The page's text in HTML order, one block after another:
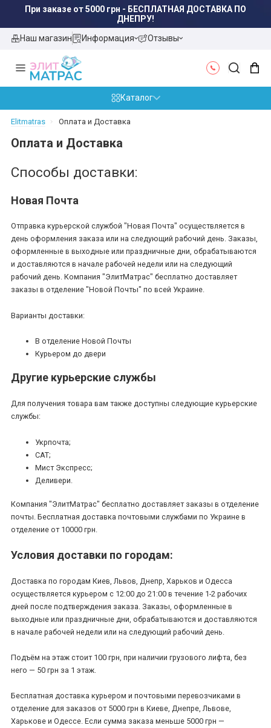
При заказе от 5000 грн - БЕСПЛАТНАЯ ДОСТАВКА ПО
ДНЕПРУ!
Наш магазин
Информация Отзывы
Каталог
Elitmatras Оплата и Доставка
Оплата и Доставка
Способы доставки:
Новая Почта
Отправка курьерской службой "Новая Почта" осуществляется в
день оформления заказа или на следующий рабочий день. Заказы,
оформленные в выходные или праздничные дни, обрабатываются
и доставляются в начале рабочей недели или на следующий
рабочий день. Компания "ЭлитМатрас" бесплатно доставляет
заказы в отделение "Новой Почты" по всей Украине.
Варианты доставки:
В отделение Новой Почты
Курьером до двери
Другие курьерские службы
Для получения товара вам также доступны следующие курьерские
службы:
Укрпочта;
САТ;
Мист Экспресс;
Деливери.
Компания "ЭлитМатрас" бесплатно доставляет заказы в отделение
почты. Бесплатная доставка почтовыми службами по Украине в
отделение от 10000 грн.
Условия доставки по городам:
Доставка по городам Киев, Львов, Днепр, Харьков и Одесса
осуществляется курьером с 12:00 до 21:00 в течение 1-2 рабочих
дней после подтверждения заказа. Заказы, оформленные в
выходные или праздничные дни, обрабатываются и доставляются
в начале рабочей недели или на следующий рабочий день.
Подъём на этаж стоит 100 грн, при наличии грузового лифта, без
него — 50 грн за 1 этаж.
Бесплатная доставка курьером и почтовыми перевозчиками в
отделение для заказов от 5000 грн в Киеве, Днепре, Львове,
Харькове и Одессе. Если сумма заказа меньше 5000 грн —